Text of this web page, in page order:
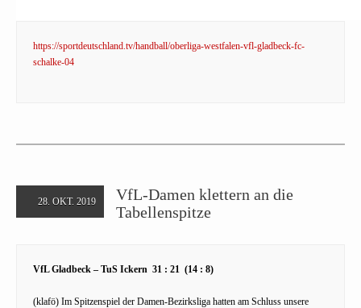
https://sportdeutschland.tv/handball/oberliga-westfalen-vfl-gladbeck-fc-
schalke-04
28. OKT. 2019
VfL-Damen klettern an die
Tabellenspitze
VfL Gladbeck – TuS Ickern 31 : 21 (14 : 8)
(klafö) Im Spitzenspiel der Damen-Bezirksliga hatten am Schluss unsere